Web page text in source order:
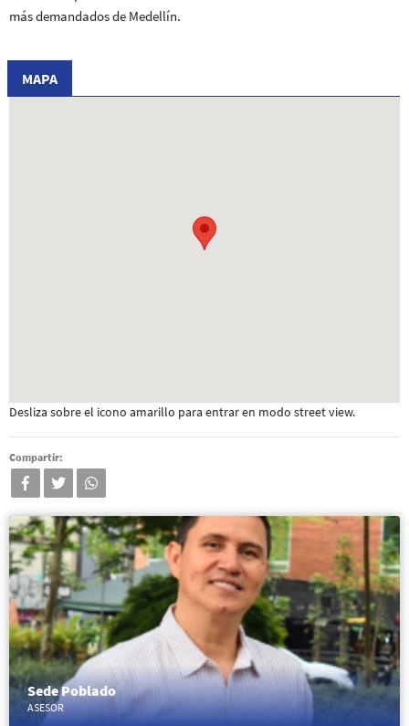
más demandados de Medellín.
MAPA
Desliza sobre el icono amarillo para entrar en modo street view.
Compartir:
facebooktwitter whatsapp
Sede Poblado
ASESOR